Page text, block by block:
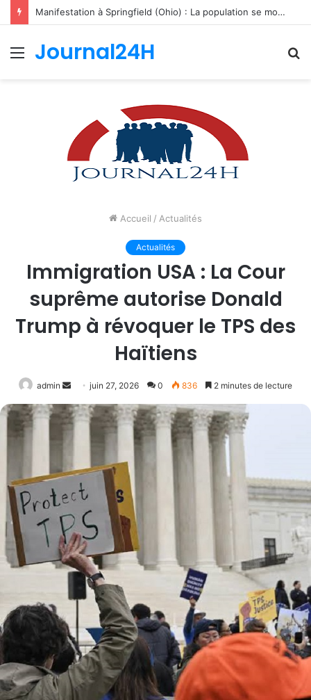
Manifestation à Springfield (Ohio) : La population se mobilise pour les Haïtiens face au TPS et aux bracelets électroniques
Menu
Journal24H
Accueil / Actualités
Actualités
Immigration USA : La Cour
suprême autorise Donald
Trump à révoquer le TPS des
Haïtiens
admin
Envoyer
un
courriel
juin 27, 2026 0 836 2 minutes de lecture